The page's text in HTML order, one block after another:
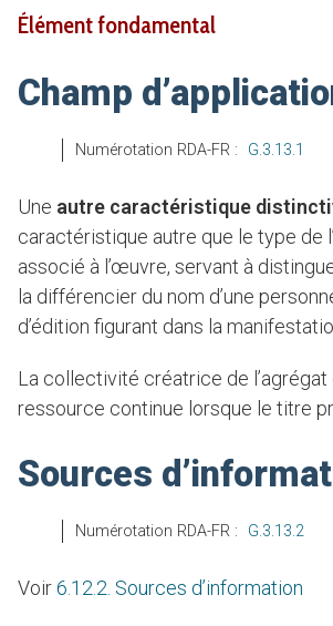
élément fondamental
Champ
Numérotation RDA-FR : G.3.13.1
Une autre caractéristique
caractéristique autre que le type de
associé à l’œuvre, servant à
la différencier du nom d’une
d’édition figurant dans la
La collectivité créatrice de l’agrégat est également une autre caractéristique de l’œuvre de
ressource continue lorsque le titre
Sources
Numérotation RDA-FR : G.3.13.2
Voir6.12.2. Sources d’information